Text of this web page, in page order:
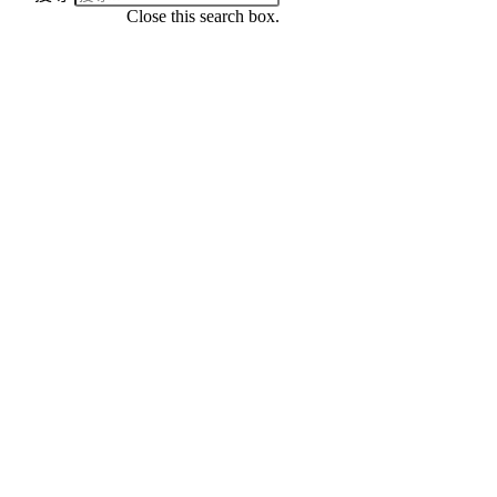
Close this search box.